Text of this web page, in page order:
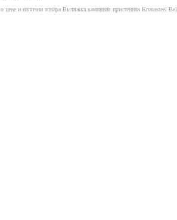
цене и наличии товара Вытяжка каминная пристенная Kronasteel